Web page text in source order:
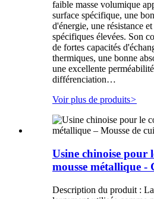
faible masse volumique
surface spécifique, une
d'énergie, une résistance
spécifiques élevées. Son
de fortes capacités
thermiques, une bonne
une excellente
différenciation…
Voir plus de produits>
Usine chinoise pour
mousse métallique -
Description du produit :